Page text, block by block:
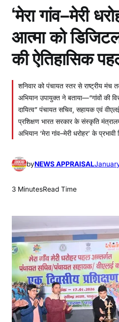
‘मेरा गांव–मेरी
आत्मा को
की ऐतिहासिक
शनिवार को पंचायत स्तर से राष्ट्रीय
अभियान उपायुक्त ने बताया—“गांवों की
दायित्व” पंचायत सचिव, सहायक एवं
प्रशिक्षण भारत सरकार के संस्कृति
अभियान ‘मेरा गांव–मेरी धरोहर’ के
byNEWS APPRAISAL
3 MinutesRead Time